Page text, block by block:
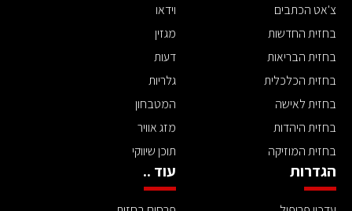
צ'אט הכתבים
בחזית החדשות
בחזית הבריאות
בחזית הכלכלית
בחזית לאישה
בחזית היהדות
בחזית המוזיקה
וידאו
מגזין
דעות
גלריות
המטבחון
מזג אוויר
תוכן שיווקי
הגדרות עוד ..